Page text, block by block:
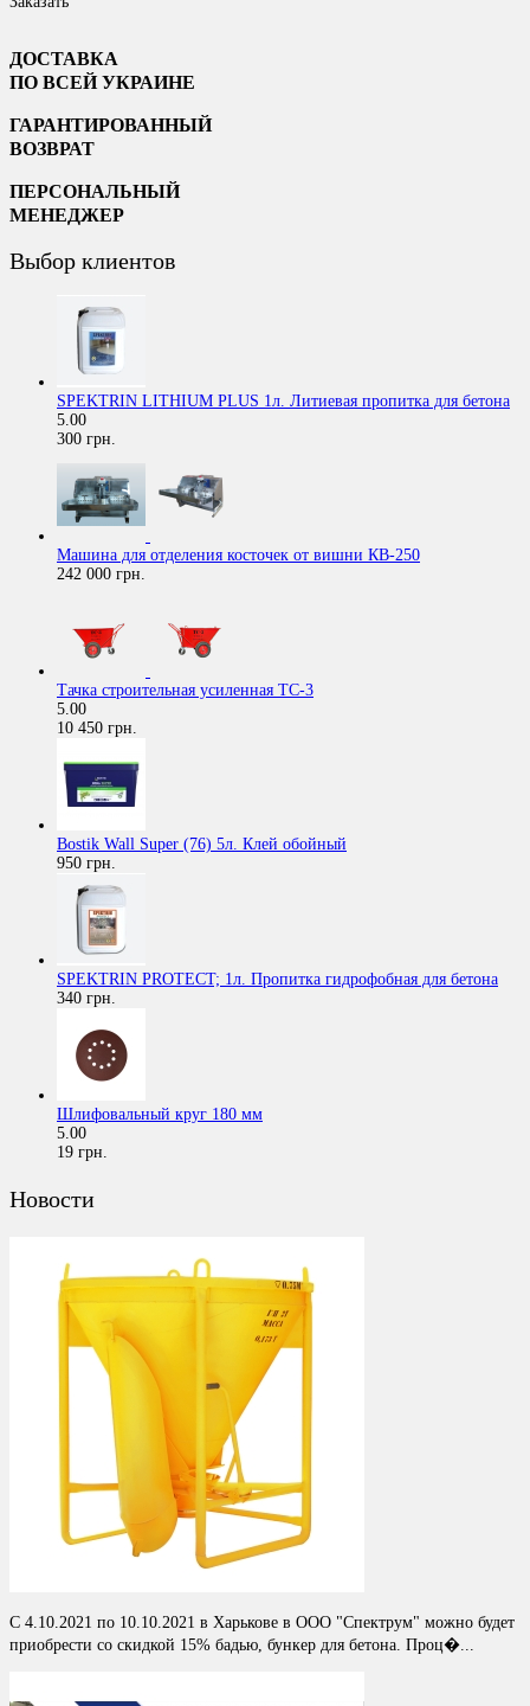
ДОСТАВКА
ПО ВСЕЙ УКРАИНЕ
ГАРАНТИРОВАННЫЙ
ВОЗВРАТ
ПЕРСОНАЛЬНЫЙ
МЕНЕДЖЕР
Выбор клиентов
SPEKTRIN LITHIUM PLUS 1л. Литиевая пропитка для бетона
5.00
300 грн.
Машина для отделения косточек от вишни КВ-250
242 000 грн.
Тачка строительная усиленная ТС-3
5.00
10 450 грн.
Bostik Wall Super (76) 5л. Клей обойный
950 грн.
SPEKTRIN PROTECT; 1л. Пропитка гидрофобная для бетона
340 грн.
Шлифовальный круг 180 мм
5.00
19 грн.
Новости
С 4.10.2021 по 10.10.2021 в Харькове в ООО "Спектрум" можно будет
приобрести со скидкой 15% бадью, бункер для бетона. Проц�...